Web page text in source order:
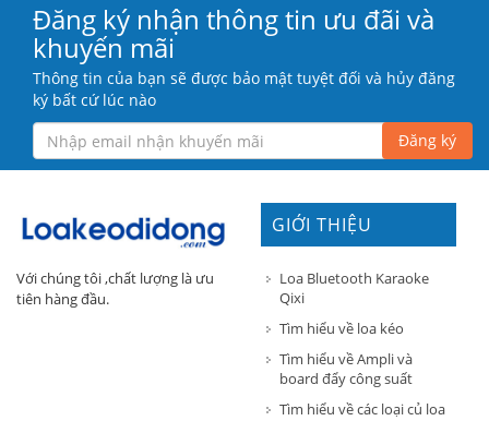
Đăng ký nhận thông tin ưu đãi và
khuyến mãi
Thông tin của bạn sẽ được bảo mật tuyệt đối và hủy đăng
ký bất cứ lúc nào
Đăng ký
Với chúng tôi ,chất lượng là ưu
tiên hàng đầu.
GIỚI THIỆU
Loa Bluetooth Karaoke
Qixi
Tìm hiểu về loa kéo
Tìm hiểu về Ampli và
board đẩy công suất
Tìm hiểu về các loại củ loa